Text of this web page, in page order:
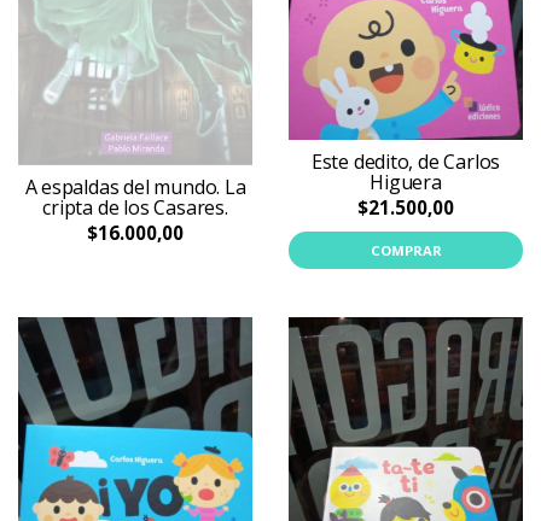
A espaldas del mundo. La
cripta de los Casares.
$16.000,00
Este dedito, de Carlos
Higuera
$21.500,00
COMPRAR